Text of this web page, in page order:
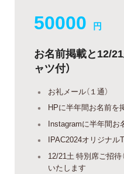
50000 円
お名前掲載と12/
ャツ付）
お礼メール（１通）
HPに半年間お名前を掲
Instagramに半年間お
IPAC2024オリジナルT
12/21土 特別席ご招待
いたします